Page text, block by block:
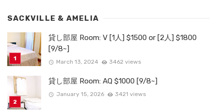
SACKVILLE & AMELIA
貸し部屋 Room: V [1人] $1500 or [2人] $1800
[9/8~]
March 13, 2024 3462 views
貸し部屋 Room: AQ $1000 [9/8~]
January 15, 2026 3421 views